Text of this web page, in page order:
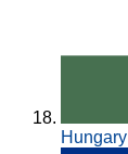
Hungary